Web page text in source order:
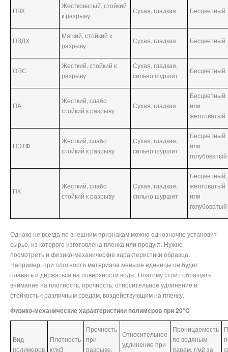
ПВХ
Жестковатый, стойкий
к разрыву
Сухая, гладкая Бесцветный
ПВДХ
Мягкий, стойкий к
разрыву
Сухая, гладкая Бесцветный
ОПС
Жесткий, стойкий к
разрыву
Сухая, гладкая,
сильно шуршит
Бесцветный
ПА
Жесткий, слабо
стойкий к разрыву
Сухая, гладкая
Бесцветный
или
желтоватый
ПЭТФ
Жесткий, слабо
стойкий к разрыву
Сухая, гладкая,
сильно шуршит
Бесцветный
или
голубоватый
ПК
Жесткий, слабо
стойкий к разрыву
Сухая, гладкая,
сильно шуршит
Бесцветный,
желтоватый
или
голубоватый
Однако не всегда по внешним признакам можно однозначно установит
сырье, из которого изготовлена пленка или продукт. Нужно
посмотреть и физико-механические характеристики образца.
Например, при плотности материала меньше единицы он будет
плавать и держаться на поверхности воды. Поэтому стоит обращать
внимание на плотность, прочность, относительное удлинение и
стойкость к различным средам, воздействующим на пленку.
Физико-механические характеристики полимеров при 20°C
Вид
полимеров
Плотность
кг/м3
Прочность
при
разрыве,
Относительное
удлинение при
Проницаемость
по водяным
парам, г/м2 за